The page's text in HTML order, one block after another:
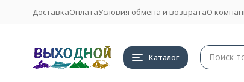
ДоставкаОплатаУсловия обмена и возвратаО
Каталог